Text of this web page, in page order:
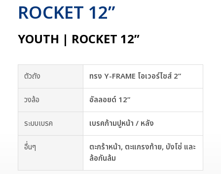
ROCKET 12”
YOUTH | ROCKET 12”
ตัวถัง ทรง Y-FRAME โอเวอร์ไซส์ 2”
วงล้อ อัลลอยด์ 12”
ระบบเบรค เบรคก้ามปูหน้า / หลัง
อื่นๆ
ตะกร้าหน้า, ตะแกรงท้าย, บังโซ่ และ
ล้อกันล้ม